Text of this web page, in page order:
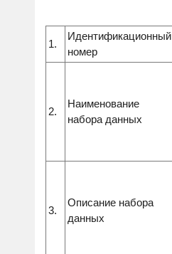
1.
Идентификационный
номер
2.
Наименование
набора данных
3.
Описание набора
данных